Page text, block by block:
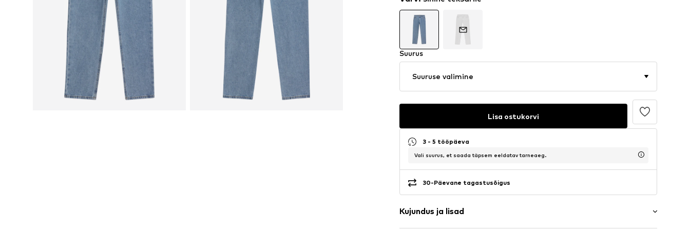
Suurus
Suuruse valimine
Lisa ostukorvi
3 - 5 tööpäeva
Vali suurus, et saada täpsem eeldatav tarneaeg.
30-Päevane tagastusõigus
Kujundus ja lisad